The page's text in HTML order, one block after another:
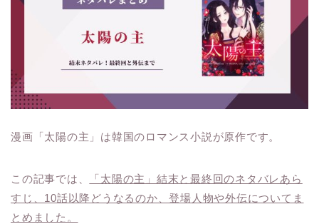
漫画「太陽の主」は韓国のロマンス小説が原作です。
この記事では、
「太陽の主」結末と最終回のネタバレあら
すじ、10話以降どうなるのか、登場人物や外伝についてま
とめました。